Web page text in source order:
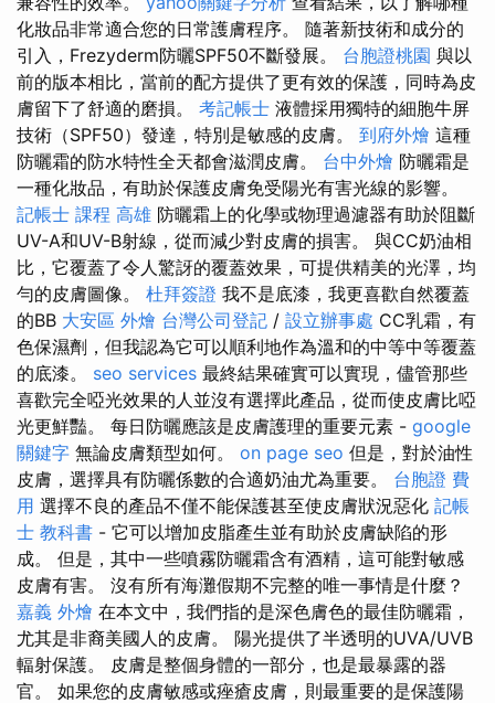
化妝品非常適合您的日常護膚程序。 隨著新技術和成分的
引入，Frezyderm防曬SPF50不斷發展。 台胞證桃園 與以
前的版本相比，當前的配方提供了更有效的保護，同時為皮
膚留下了舒適的磨損。 考記帳士 液體採用獨特的細胞牛屏
技術（SPF50）發達，特別是敏感的皮膚。 到府外燴 這種
防曬霜的防水特性全天都會滋潤皮膚。 台中外燴 防曬霜是
一種化妝品，有助於保護皮膚免受陽光有害光線的影響。
記帳士 課程 高雄 防曬霜上的化學或物理過濾器有助於阻斷​​
UV-A和UV-B射線，從而減少對皮膚的損害。 與CC奶油相
比，它覆蓋了令人驚訝的覆蓋效果，可提供精美的光澤，均
勻的皮膚圖像。 杜拜簽證 我不是底漆，我更喜歡自然覆蓋
的BB 大安區 外燴 台灣公司登記 / 設立辦事處 CC乳霜，有
色保濕劑，但我認為它可以順利地作為溫和的中等中等覆蓋
的底漆。 seo services 最終結果確實可以實現，儘管那些
喜歡完全啞光效果的人並沒有選擇此產品，從而使皮膚比啞
光更鮮豔。 每日防曬應該是皮膚護理的重要元素 - google
關鍵字 無論皮膚類型如何。 on page seo 但是，對於油性
皮膚，選擇具有防曬係數的合適奶油尤為重要。 台胞證 費
用 選擇不良的產品不僅不能保護甚至使皮膚狀況惡化 記帳
士 教科書 - 它可以增加皮脂產生並有助於皮膚缺陷的形
成。 但是，其中一些噴霧防曬霜含有酒精，這可能對敏感
皮膚有害。 沒有所有海灘假期不完整的唯一事情是什麼？
嘉義 外燴 在本文中，我們指的是深色膚色的最佳防曬霜，
尤其是非裔美國人的皮膚。 陽光提供了半透明的UVA/UVB
輻射保護。 皮膚是整個身體的一部分，也是最暴露的器
官。 如果您的皮膚敏感或痤瘡皮膚，則最重要的是保護陽